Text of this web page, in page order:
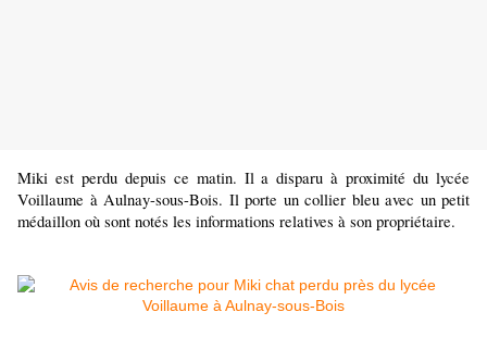
Miki est perdu depuis ce matin. Il a disparu à proximité du lycée
Voillaume à Aulnay-sous-Bois. Il porte un collier bleu avec un petit
médaillon où sont notés les informations relatives à son propriétaire.